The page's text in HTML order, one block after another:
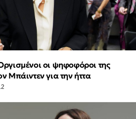
οι ψηφοφόροι της
Μπάιντεν για την ήττα